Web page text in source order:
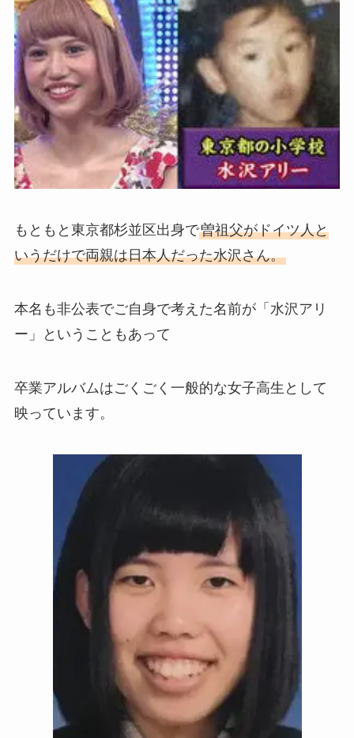
もともと東京都杉並区出身で曽祖父がドイツ人と
いうだけで両親は日本人だった水沢さん。
本名も非公表でご自身で考えた名前が「水沢アリ
ー」ということもあって
卒業アルバムはごくごく一般的な女子高生として
映っています。